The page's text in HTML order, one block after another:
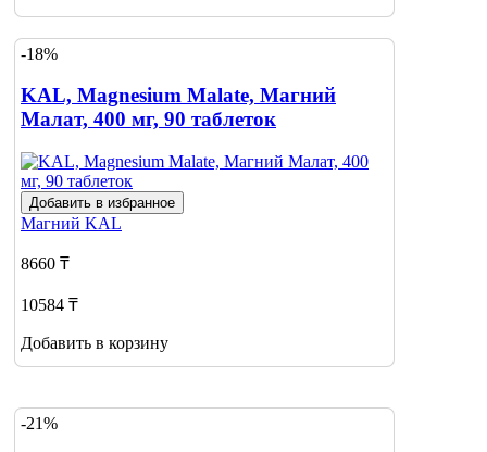
-18%
KAL, Magnesium Malate, Магний
Малат, 400 мг, 90 таблеток
Добавить в избранное
Магний KAL
8660 ₸
10584 ₸
Добавить в корзину
-21%